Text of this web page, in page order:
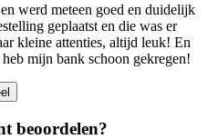
werd meteen goed en duidelijk
geplaatst en die was er
kleine attenties, altijd leuk! En
mijn bank schoon gekregen!
beoordelen?